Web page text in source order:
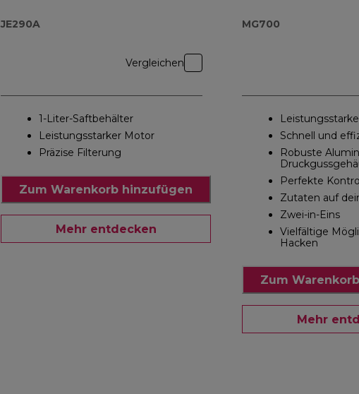
JE290A
Vergleichen
1-Liter-Saftbehälter
Leistungsstarker Motor
Präzise Filterung
Zum Warenkorb hinzufügen
Mehr entdecken
MG700
Schnell und
Robuste
Perfekte
Zutaten auf
Zwei-in-Eins
Vielfältige
Hacken
Zum
Mehr